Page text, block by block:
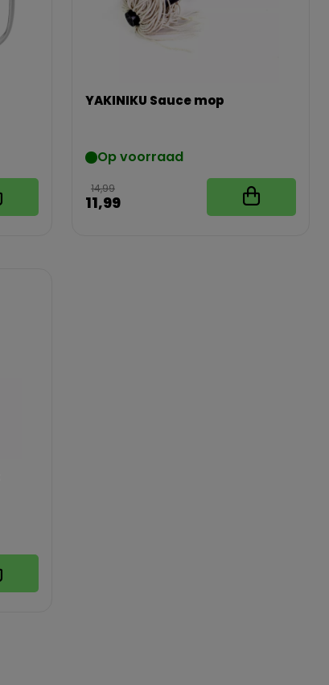
YAKINIKU Sauce mop
Op voorraad
14,99
11,99